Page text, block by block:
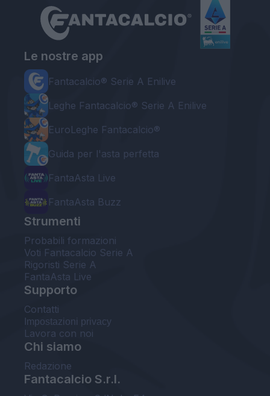
Le nostre app
Fantacalcio® Serie A Enilive
Leghe Fantacalcio® Serie A Enilive
EuroLeghe Fantacalcio®
Guida per l'asta perfetta
FantaAsta Live
FantaAsta Buzz
Strumenti
Probabili formazioni
Voti Fantacalcio Serie A
Rigoristi Serie A
FantaAsta Live
Supporto
Contatti
Impostazioni privacy
Lavora con noi
Chi siamo
Redazione
Fantacalcio S.r.l.